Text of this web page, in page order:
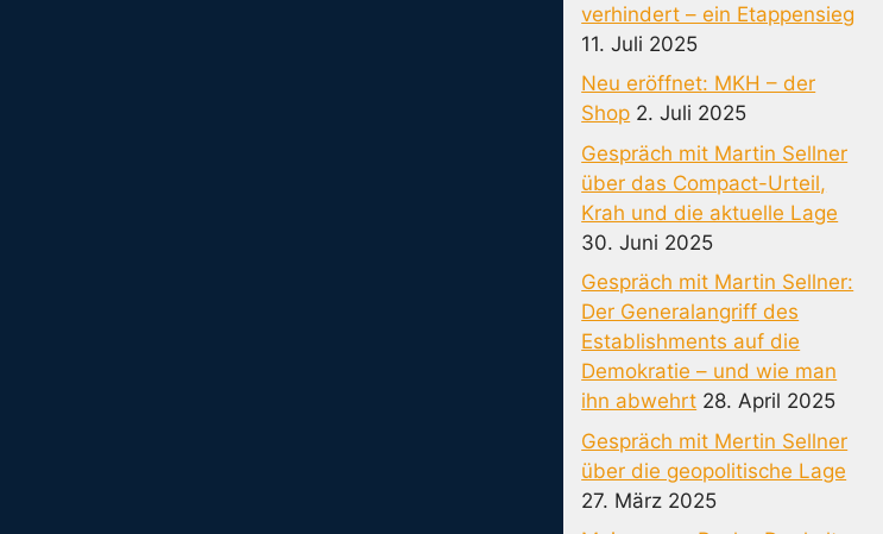
verhindert – ein Etappensieg
11. Juli 2025
Neu eröffnet: MKH – der
Shop 2. Juli 2025
Gespräch mit Martin Sellner
über das Compact-Urteil,
Krah und die aktuelle Lage
30. Juni 2025
Gespräch mit Martin Sellner:
Der Generalangriff des
Establishments auf die
Demokratie – und wie man
ihn abwehrt 28. April 2025
Gespräch mit Mertin Sellner
über die geopolitische Lage
27. März 2025